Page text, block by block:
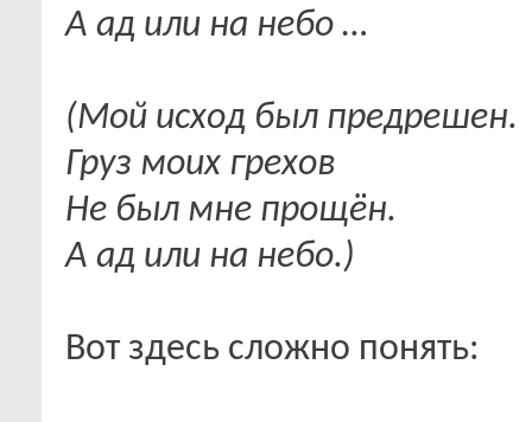
А ад или на небо …
(Мой исход был предрешен.
Груз моих грехов
Не был мне прощён.
А ад или на небо.)
Вот здесь сложно понять: